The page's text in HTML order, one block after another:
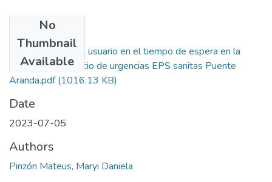
No
Thumbnail
Available
Satisfacción del usuario en el tiempo de espera en la
atención del servicio de urgencias EPS sanitas Puente
Aranda.pdf(1016.13 KB)
Date
2023-07-05
Authors
Pinzón Mateus, Maryi Daniela